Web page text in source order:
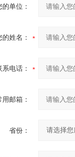
的单位：
的姓名：
系电话：
用邮箱：
省份：